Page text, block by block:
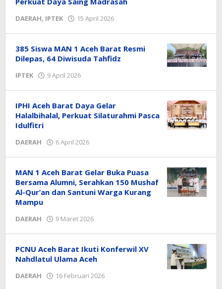
DAERAH, IPTEK 15 April 2026
385 Siswa MAN 1 Aceh Barat Resmi
Dilepas, 64 Diwisuda Tahfidz
IPTEK 9 April 2026
IPHI Aceh Barat Daya Gelar
Halalbihalal, Perkuat Silaturahmi Pasca
Idulfitri
DAERAH 6 April 2026
MAN 1 Aceh Barat Gelar Buka Puasa
Bersama Alumni, Serahkan 150 Mushaf
Al-Qur’an dan Santuni Warga Kurang
Mampu
DAERAH 9 Maret 2026
PCNU Aceh Barat Ikuti Konferwil XV
Nahdlatul Ulama Aceh
DAERAH 16 Februari 2026